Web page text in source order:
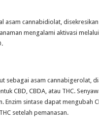
asam cannabidiolat,
mengalami aktivasi
sebagai asam cannabigerolat,
CBD, CBDA, atau THC.
Enzim sintase dapat mengubah
setelah pemanasan.